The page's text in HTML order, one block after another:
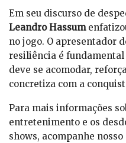
Em seu discurso de
Leandro Hassum
no jogo. O apresentador
resiliência é
deve se acomodar,
concretiza com a
Para mais informações
entretenimento e os
shows, acompanhe